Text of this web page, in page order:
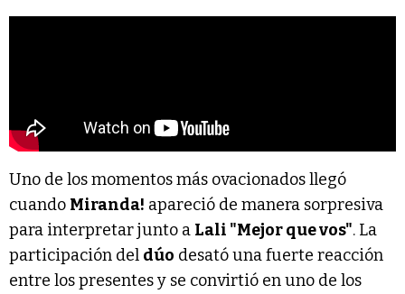
Uno de los momentos más ovacionados llegó
cuando Miranda! apareció de manera sorpresiva
para interpretar junto a Lali "Mejor que vos". La
participación del dúo desató una fuerte reacción
entre los presentes y se convirtió en uno de los